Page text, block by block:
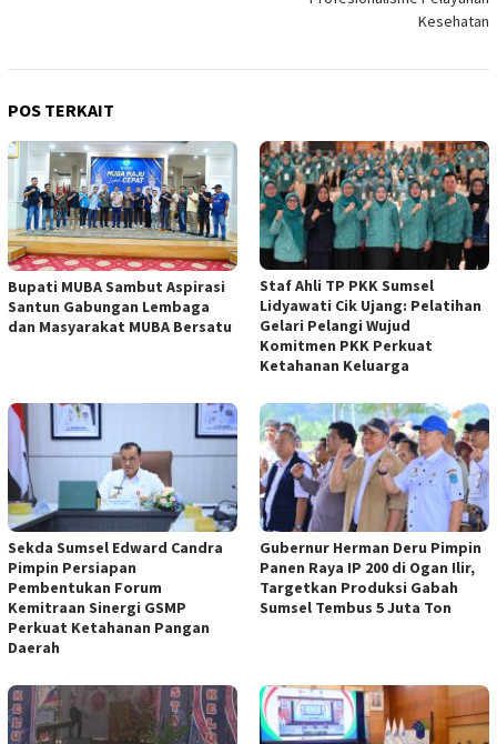
Kesehatan
POS TERKAIT
Bupati MUBA Sambut Aspirasi
Santun Gabungan Lembaga
dan Masyarakat MUBA Bersatu
Staf Ahli TP PKK Sumsel
Lidyawati Cik Ujang: Pelatihan
Gelari Pelangi Wujud
Komitmen PKK Perkuat
Ketahanan Keluarga
Sekda Sumsel Edward Candra
Pimpin Persiapan
Pembentukan Forum
Kemitraan Sinergi GSMP
Perkuat Ketahanan Pangan
Daerah
Gubernur Herman Deru Pimpin
Panen Raya IP 200 di Ogan Ilir,
Targetkan Produksi Gabah
Sumsel Tembus 5 Juta Ton